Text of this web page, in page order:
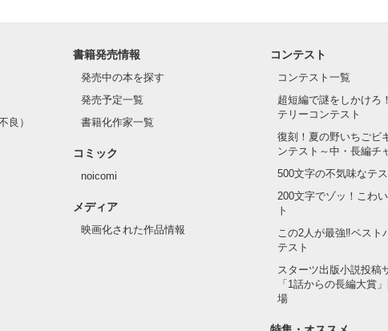
良）
書籍発売情報
発売中の本を探す
発売予定一覧
書籍化作家一覧
コミック
noicomi
メディア
映画化された作品情報
コンテスト
コンテスト一覧
超短編で謎をしかけろ
テリーコンテスト
復刻！夏の野いちごビ
ンテスト～中・長編チ
500文字の不気味なテス
200文字でゾッ！こわ
ト
この2人が最強‼ベスト
テスト
スターツ出版小説投稿
「1話からの長編大賞
場